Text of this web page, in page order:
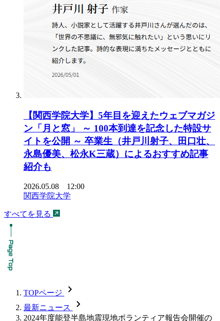
【関西学院大学】5年目を迎えたウェブマガジ
ン「月と窓」 ～ 100本到達を記念した特設サ
イトを公開 ～ 卒業生（井戸川射子、田口壮、
永島優美、松永K三蔵）によるおすすめ記事
紹介も
2026.05.08 12:00
関西学院大学
すべてを見る
TOPページ chevron_forward
最新ニュース chevron_forward
2024年度能登半島地震現地ボランティア報告会開催の